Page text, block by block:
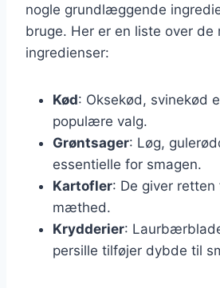
nogle grundlæggende
bruge. Her er en liste over de
ingredienser:
Kød: Oksekød, svinekød
populære valg.
Grøntsager: Løg,
essentielle for smagen.
Kartofler: De giver retten
mæthed.
Krydderier:
persille tilføjer dybde til